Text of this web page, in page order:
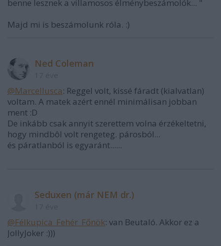
benne lesznek a villamosos élménybeszámolók... "
Majd mi is beszámolunk róla. :)
Ned Coleman
@Marcellusca: Reggel volt, kissé fáradt (kialvatlan)
voltam. A matek azért ennél minimálisan jobban
ment :D
De inkább csak annyit szerettem volna érzékeltetni,
hogy mindbôl volt rengeteg. párosból...
és páratlanból is egyaránt......
Seduxen (már NEM dr.)
@Félkupica_Fehér_Főnök: van Beutaló. Akkor ez a
JollyJoker :)))